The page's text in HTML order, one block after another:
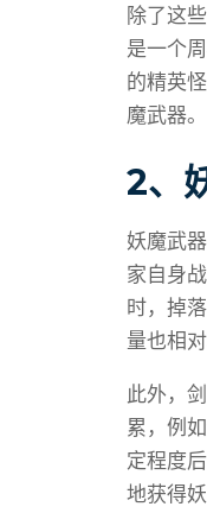
除了这
是一个
的精英
魔武器。
2、
妖魔武
家自身
时，掉
量也相对
此外，
累，例
定程度
地获得妖